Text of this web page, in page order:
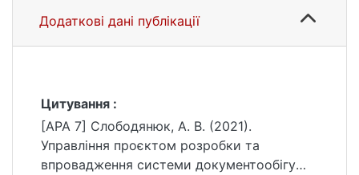
Додаткові дані публікації
Цитування :
[APA 7] Слободянюк, А. В. (2021).
Управління проєктом розробки та
впровадження системи документообігу